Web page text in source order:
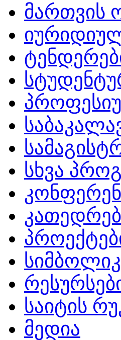
მართვის
სხვა
საიტის
მედია